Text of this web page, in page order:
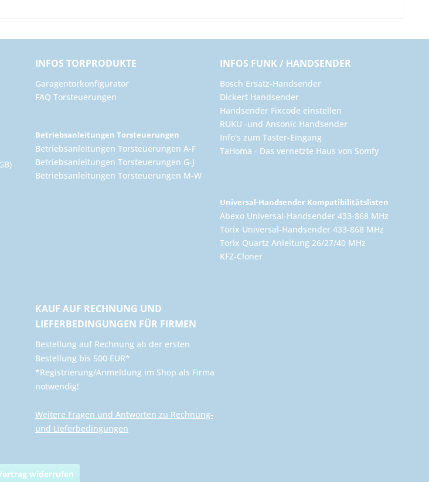
INFOS TORPRODUKTE
Garagentorkonfigurator
FAQ Torsteuerungen
Betriebsanleitungen Torsteuerungen
Betriebsanleitungen Torsteuerungen A-F
Betriebsanleitungen Torsteuerungen G-J
Betriebsanleitungen Torsteuerungen M-W
INFOS FUNK / HANDSENDER
Bosch Ersatz-Handsender
Dickert Handsender
Handsender Fixcode einstellen
RUKU -und Ansonic Handsender
Info's zum Taster-Eingang
TaHoma - Das vernetzte Haus von Somfy
Universal-Handsender Kompatibilitätslisten
Abexo Universal-Handsender 433-868 MHz
Torix Universal-Handsender 433-868 MHz
Torix Quartz Anleitung 26/27/40 MHz
KFZ-Cloner
KAUF AUF RECHNUNG UND
LIEFERBEDINGUNGEN FÜR FIRMEN
​Bestellung auf Rechnung ab der ersten
Bestellung bis 500 EUR*
*Registrierung/Anmeldung im Shop als Firma
notwendig!
Weitere Fragen und Antworten zu Rechnung-
und Lieferbedingungen
widerrufen